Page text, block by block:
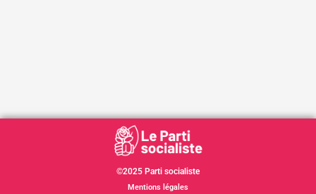
©2025 Parti socialiste
Mentions légales